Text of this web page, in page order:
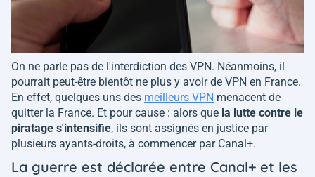
On ne parle pas de l'interdiction des VPN. Néanmoins, il
pourrait peut-être bientôt ne plus y avoir de VPN en France.
En effet, quelques uns des meilleurs VPN menacent de
quitter la France. Et pour cause : alors que la lutte contre le
piratage s'intensifie, ils sont assignés en justice par
plusieurs ayants-droits, à commencer par Canal+.
La guerre est déclarée entre Canal+ et les